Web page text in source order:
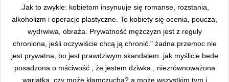
.Jak to zwykle: kobietom insynuuje się romanse, rozstania,
alkoholizm i operacje plastyczne. To kobiety się ocenia, poucza,
wydrwiwa, obraża. Prywatność mężczyzn jest z reguły
chroniona, jeśli oczywiście chcą ją chronić." żadna przemoc nie
jest prywatna, bo jest prawdziwym skandalem. jak myślicie bede
posadzona o mściwość , że jestem dziwka , niezrównoważona
wariatka, czy może kłamczucha? a może wszystkim tym i